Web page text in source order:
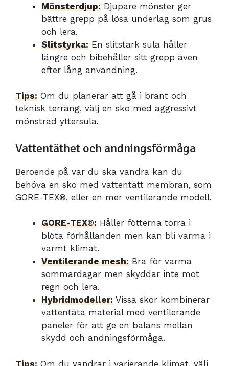
Mönsterdjup: Djupare mönster ger
bättre grepp på lösa underlag som grus
och lera.
Slitstyrka: En slitstark sula håller
längre och bibehåller sitt grepp även
efter lång användning.
Tips: Om du planerar att gå i brant och
teknisk terräng, välj en sko med aggressivt
mönstrad yttersula.
Vattentäthet och andningsförmåga
Beroende på var du ska vandra kan du
behöva en sko med vattentätt membran, som
GORE-TEX®, eller en mer ventilerande modell.
GORE-TEX®: Håller fötterna torra i
blöta förhållanden men kan bli varma i
varmt klimat.
Ventilerande mesh: Bra för varma
sommardagar men skyddar inte mot
regn och lera.
Hybridmodeller: Vissa skor kombinerar
vattentäta material med ventilerande
paneler för att ge en balans mellan
skydd och andningsförmåga.
Tips: Om du vandrar i varierande klimat, välj